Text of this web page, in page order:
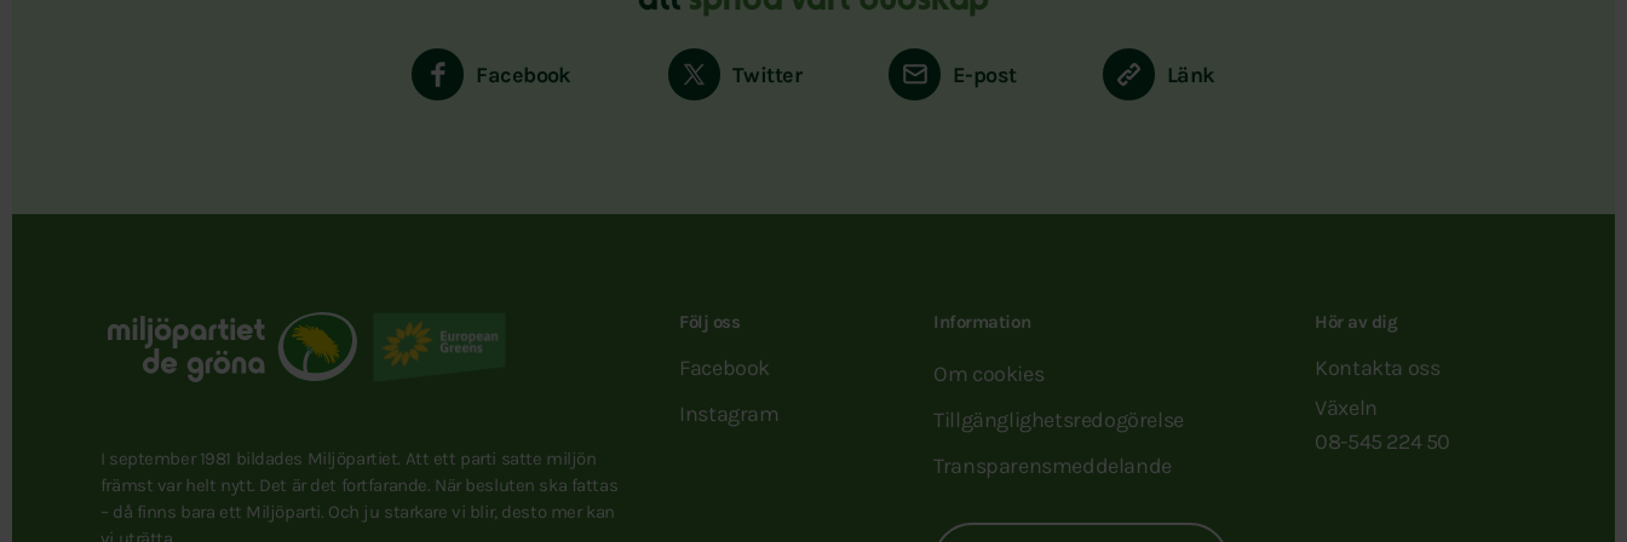
Facebook Twitter E-post Länk
I september 1981 bildades Miljöpartiet. Att ett parti satte miljön
främst var helt nytt. Det är det fortfarande. När besluten ska fattas
– då finns bara ett Miljöparti. Och ju starkare vi blir, desto mer kan
Följ oss
Facebook
Instagram
Information
Om cookies
Tillgänglighetsredogörelse
Transparensmeddelande
Hör av dig
Kontakta oss
Växeln
08-545 224 50